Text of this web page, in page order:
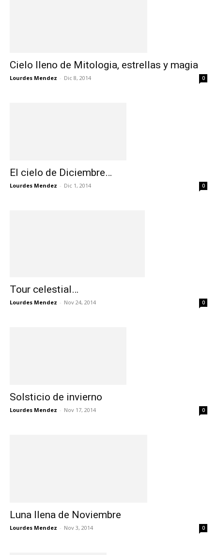
Cielo lleno de Mitologia, estrellas y magia
Lourdes Mendez - Dic 8, 2014 0
El cielo de Diciembre…
Lourdes Mendez - Dic 1, 2014 0
Tour celestial…
Lourdes Mendez - Nov 24, 2014 0
Solsticio de invierno
Lourdes Mendez - Nov 17, 2014 0
Luna llena de Noviembre
Lourdes Mendez - Nov 3, 2014 0